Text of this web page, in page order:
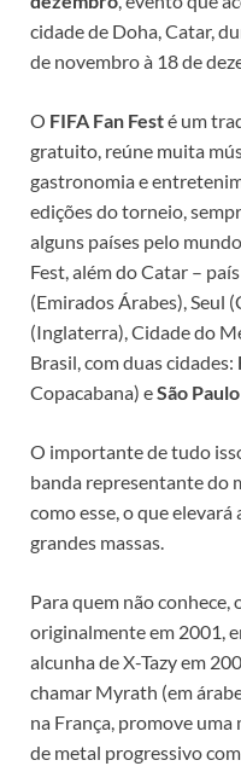
cidade de Doha, Catar,
de novembro à 18 de
O FIFA Fan Festé um
gratuito, reúne muita
gastronomia e
edições do torneio,
alguns países pelo
Fest, além do Catar –
(Emirados Árabes), Seul
(Inglaterra), Cidade do
Brasil, com duas cidades:
Copacabana) eSão Paulo
O importante de tudo
banda representante do
como esse, o que
grandes massas.
Para quem não conhece,
originalmente em 2001,
alcunha de X-Tazy em
chamar Myrath (em
na França, promove
de metal progressivo